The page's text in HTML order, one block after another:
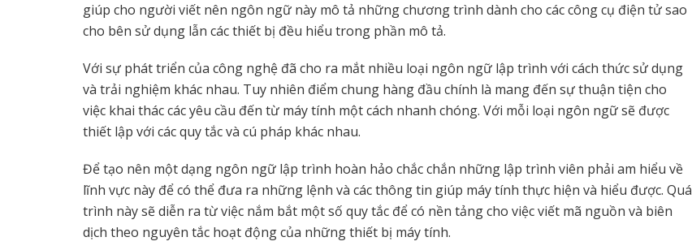
giúp cho người viết nên ngôn ngữ này mô tả những chương trình dành cho các công cụ điện tử sao
cho bên sử dụng lẫn các thiết bị đều hiểu trong phần mô tả.
Với sự phát triển của công nghệ đã cho ra mắt nhiều loại ngôn ngữ lập trình với cách thức sử dụng
và trải nghiệm khác nhau. Tuy nhiên điểm chung hàng đầu chính là mang đến sự thuận tiện cho
việc khai thác các yêu cầu đến từ máy tính một cách nhanh chóng. Với mỗi loại ngôn ngữ sẽ được
thiết lập với các quy tắc và cú pháp khác nhau.
Để tạo nên một dạng ngôn ngữ lập trình hoàn hảo chắc chắn những lập trình viên phải am hiểu về
lĩnh vực này để có thể đưa ra những lệnh và các thông tin giúp máy tính thực hiện và hiểu được. Quá
trình này sẽ diễn ra từ việc nắm bắt một số quy tắc để có nền tảng cho việc viết mã nguồn và biên
dịch theo nguyên tắc hoạt động của những thiết bị máy tính.